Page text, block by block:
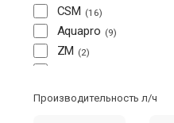
CSM 16
Aquapro 9
ZM 2
Производительность л/ч